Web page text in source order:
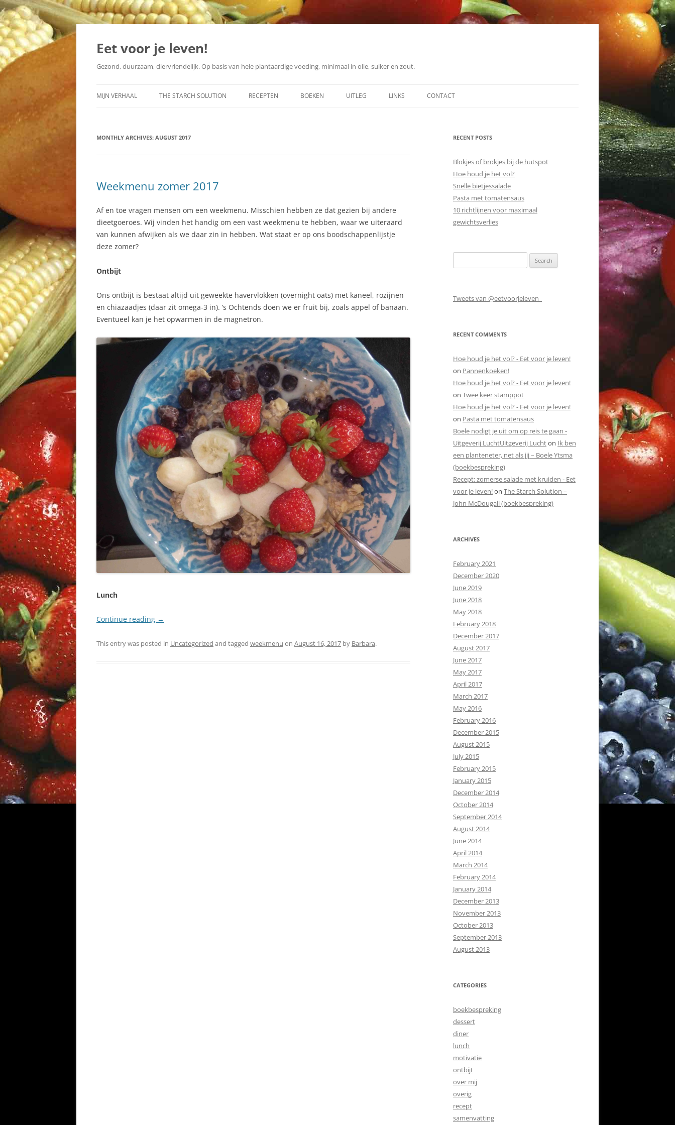
Skip
Eet voor je leven!
Gezond, duurzaam, diervriendelijk. Op basis van hele plantaardige voeding, minimaal in olie, suiker en zout.
MIJN VERHAAL
2013
THE STARCH SOLUTION
NEDERLANDSE VERTALING
RECEPTEN
OVERIG (SAUZEN, ETC.)
BOEKEN UITLEG LINKS CONTACT
MONTHLY ARCHIVES: AUGUST 2017
Weekmenu zomer 2017
Af en toe vragen mensen om een weekmenu. Misschien hebben ze dat gezien bij andere
dieetgoeroes. Wij vinden het handig om een vast weekmenu te hebben, waar we uiteraard
van kunnen afwijken als we daar zin in hebben. Wat staat er op ons boodschappenlijstje
deze zomer?
Ontbijt
Ons ontbijt is bestaat altijd uit geweekte havervlokken (overnight oats) met kaneel, rozijnen
en chiazaadjes (daar zit omega-3 in). ‘s Ochtends doen we er fruit bij, zoals appel of banaan.
Eventueel kan je het opwarmen in de magnetron.
Lunch
Continue reading →
This entry was posted in Uncategorized and tagged weekmenu on August 16, 2017 by Barbara.
RECENT POSTS
Blokjes of brokjes bij de hutspot
Hoe houd je het vol?
Snelle bietjessalade
Pasta met tomatensaus
10 richtlijnen voor maximaal
gewichtsverlies
for:
Tweets van @eetvoorjeleven_
RECENT COMMENTS
Hoe houd je het vol? - Eet voor je leven!
on Pannenkoeken!
Hoe houd je het vol? - Eet voor je leven!
on Twee keer stamppot
Hoe houd je het vol? - Eet voor je leven!
on Pasta met tomatensaus
Boele nodigt je uit om op reis te gaan -
Uitgeverij LuchtUitgeverij Luchton Ik ben
een planteneter, net als jij – Boele Ytsma
(boekbespreking)
Recept: zomerse salade met kruiden - Eet
voor je leven!on The Starch Solution –
John McDougall (boekbespreking)
ARCHIVES
February 2021
December 2020
June 2019
June 2018
May 2018
February 2018
December 2017
August 2017
June 2017
May 2017
April 2017
March 2017
May 2016
February 2016
December 2015
August 2015
July 2015
February 2015
January 2015
December 2014
October 2014
September 2014
August 2014
June 2014
April 2014
March 2014
February 2014
January 2014
December 2013
November 2013
October 2013
September 2013
August 2013
CATEGORIES
boekbespreking
dessert
diner
lunch
motivatie
ontbijt
over mij
overig
recept
samenvatting